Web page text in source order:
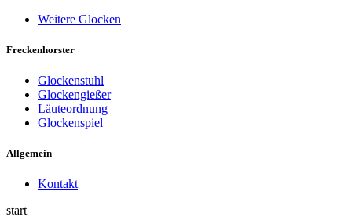
Weitere Glocken
Freckenhorster
Glockenstuhl
Glockengießer
Läuteordnung
Glockenspiel
Allgemein
Kontakt
start